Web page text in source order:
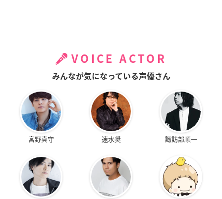
VOICE ACTOR
みんなが気になっている声優さん
宮野真守 速水奨 諏訪部順一